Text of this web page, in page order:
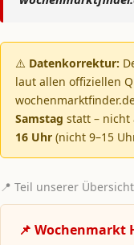
⚠️ Datenkorrektur:
laut allen offiziellen
Samstag statt – nicht
16 Uhr (nicht 9–15
📍 Teil unserer
📌 Wochenmarkt